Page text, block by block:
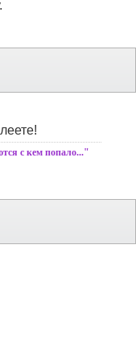
с кем попало..."